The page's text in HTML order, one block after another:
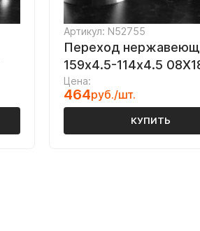
Артикул: N52755
Переход
159х4.5-114х4.5
Цена:
464руб./шт.
КУПИТЬ